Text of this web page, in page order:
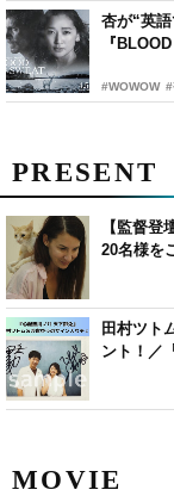
杏が“英
『
#WOWOW
MOVIE
PRESENT
【監督
20名様を
田村ツト
ント！／